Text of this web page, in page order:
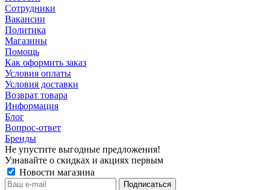
Сотрудники
Вакансии
Политика
Магазины
Помощь
Как оформить заказ
Условия оплаты
Условия доставки
Возврат товара
Информация
Блог
Вопрос-ответ
Бренды
Не упустите выгодные предложения!
Узнавайте о скидках и акциях первым
Новости магазина